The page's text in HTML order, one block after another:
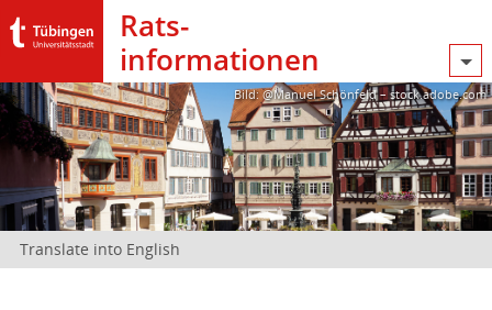
Rats­
informationen
Bild: @Manuel Schönfeld – stock.adobe.com
Translate into English